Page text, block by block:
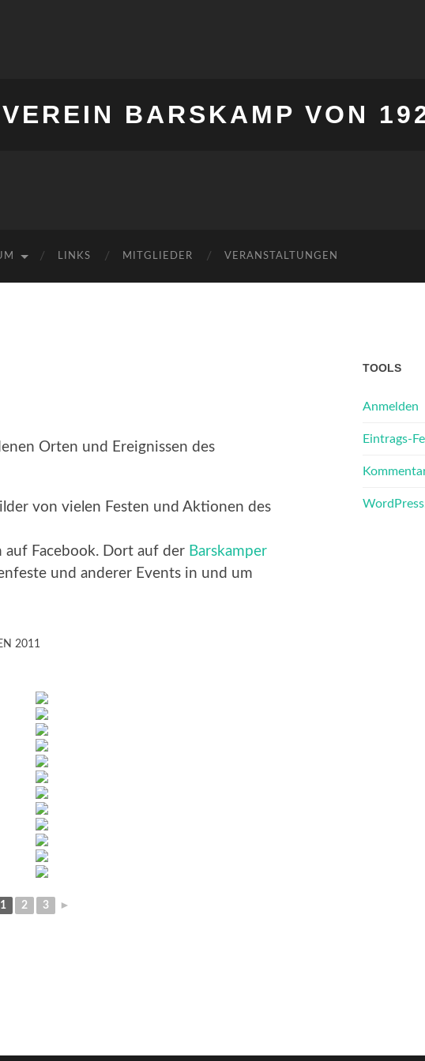
BARSKAMP VON
LINKS MITGLIEDER VERANSTALTUNGEN
Orten und Ereignissen des
von vielen Festen und Aktionen des
Facebook. Dort auf der Barskamper
und anderer Events in und um
2011
1 2 3 ►
TOOLS
Anmelden
Eintrags-